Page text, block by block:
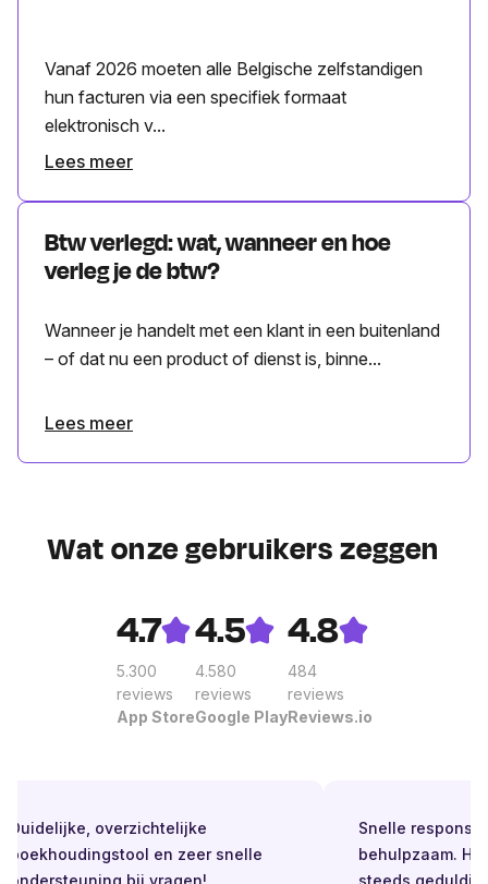
Vanaf 2026 moeten alle Belgische zelfstandigen
hun facturen via een specifiek formaat
elektronisch v...
Lees meer
Btw verlegd: wat, wanneer en hoe
verleg je de btw?
Wanneer je handelt met een klant in een buitenland
– of dat nu een product of dienst is, binne...
Lees meer
Wat onze gebruikers zeggen
4.7
5.300
reviews
App Store
4.5
4.580
reviews
Google Play
4.8
484
reviews
Reviews.io
overzichtelijke
en zeer snelle
bij vragen!
Snelle respons.
behulpzaam.
steeds geduldig.